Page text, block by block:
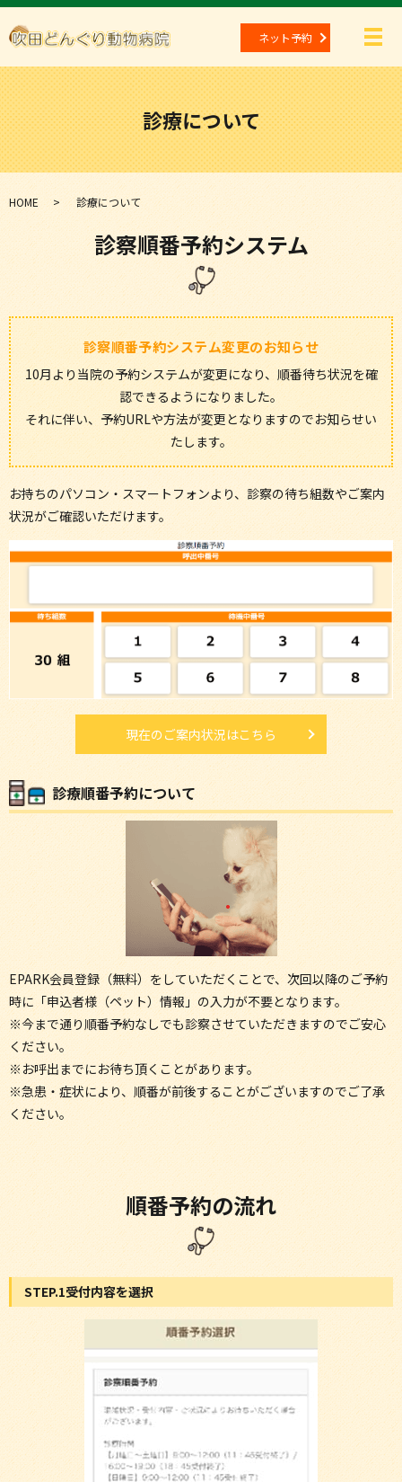
ネット予約 メ
診療について
HOME 診療について
診察順番予約システム
診察順番予約システム変更のお知らせ
10月より当院の予約システムが変更になり、順番待ち状況を確
認できるようになりました。
それに伴い、予約URLや方法が変更となりますのでお知らせい
たします。
お持ちのパソコン・スマートフォンより、診察の待ち組数やご案内
状況がご確認いただけます。
現在のご案内状況はこちら
診療順番予約について
EPARK会員登録（無料）をしていただくことで、次回以降のご予約
時に「申込者様（ペット）情報」の入力が不要となります。
※今まで通り順番予約なしでも診察させていただきますのでご安心
ください。
※お呼出までにお待ち頂くことがあります。
※急患・症状により、順番が前後することがございますのでご了承
ください。
順番予約の流れ
STEP.1受付内容を選択